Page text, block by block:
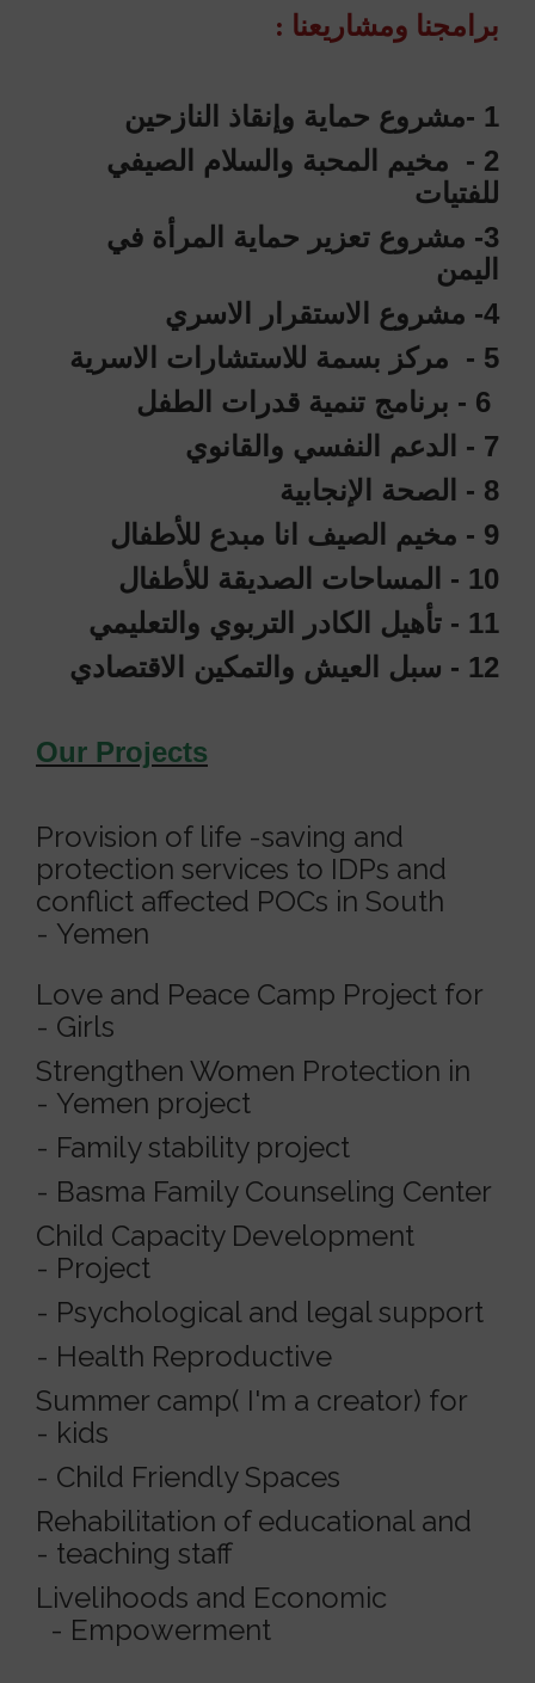
برامجنا ومشاريعنا :
1 -مشروع حماية وإنقاذ النازحين
2 - مخيم المحبة والسلام الصيفي
للفتيات
3- مشروع تعزير حماية المرأة في
اليمن
4- مشروع الاستقرار الاسري
5 - مركز بسمة للاستشارات الاسرية
7 - الدعم النفسي والقانوي
8 - الصحة الإنجابية
9 - مخيم الصيف انا مبدع للأطفال
10 - المساحات الصديقة للأطفال
11 - تأهيل الكادر التربوي والتعليمي
12 - سبل العيش والتمكين الاقتصادي
Our Projects
Provision of life -saving and
protection services to IDPs and
conflict affected POCs in South
Yemen -
Love and Peace Camp Project for
Girls -
Strengthen Women Protection in
Yemen project -
Child Capacity Development
Project -
Summer camp( I'm a creator) for
kids -
Rehabilitation of educational and
teaching staff -
Livelihoods and Economic
Empowerment -